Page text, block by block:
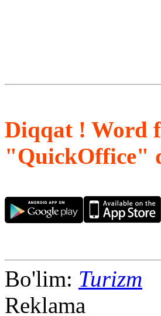
Diqqat ! Word
"QuickOffice"
Bo'lim: Turizm
Reklama